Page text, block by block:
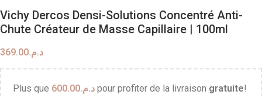
Vichy Dercos Densi-Solutions Concentré Anti-
Chute Créateur de Masse Capillaire | 100ml
د.م.369.00
Plus que د.م.600.00 pour profiter de la livraison gratuite!